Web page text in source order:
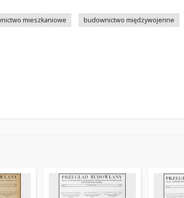
mieszkaniowe budownictwo międzywojenne